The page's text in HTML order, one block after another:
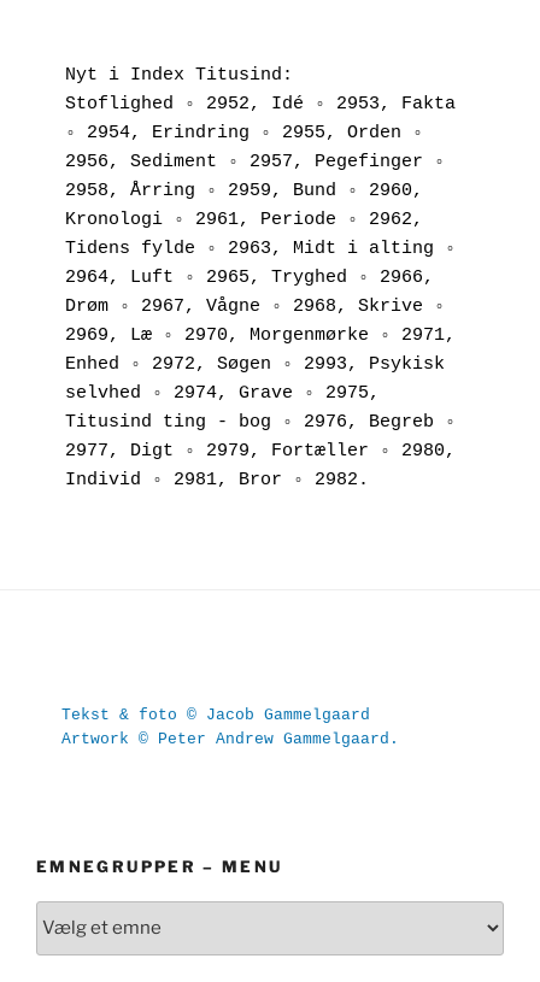
Nyt i Index Titusind:
Stoflighed ◦ 2952, Idé ◦ 2953, Fakta
◦ 2954, Erindring ◦ 2955, Orden ◦
2956, Sediment ◦ 2957, Pegefinger ◦
2958, Årring ◦ 2959, Bund ◦ 2960,
Kronologi ◦ 2961, Periode ◦ 2962,
Tidens fylde ◦ 2963, Midt i alting ◦
2964, Luft ◦ 2965, Tryghed ◦ 2966,
Drøm ◦ 2967, Vågne ◦ 2968, Skrive ◦
2969, Læ ◦ 2970, Morgenmørke ◦ 2971,
Enhed ◦ 2972, Søgen ◦ 2993, Psykisk
selvhed ◦ 2974, Grave ◦ 2975,
Titusind ting - bog ◦ 2976, Begreb ◦
2977, Digt ◦ 2979, Fortæller ◦ 2980,
Individ ◦ 2981, Bror ◦ 2982.
Tekst & foto © Jacob Gammelgaard
Artwork © Peter Andrew Gammelgaard.
EMNEGRUPPER – MENU